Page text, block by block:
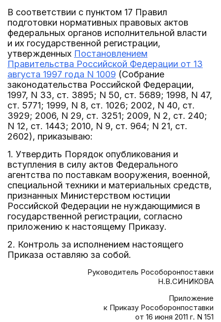
В соответствии с пунктом 17 Правил
подготовки нормативных правовых актов
федеральных органов исполнительной власти
и их государственной регистрации,
утвержденных Постановлением
Правительства Российской Федерации от 13
августа 1997 года N 1009 (Собрание
законодательства Российской Федерации,
1997, N 33, ст. 3895; N 50, ст. 5689; 1998, N 47,
ст. 5771; 1999, N 8, ст. 1026; 2002, N 40, ст.
3929; 2006, N 29, ст. 3251; 2009, N 2, ст. 240;
N 12, ст. 1443; 2010, N 9, ст. 964; N 21, ст.
2602), приказываю:
1. Утвердить Порядок опубликования и
вступления в силу актов Федерального
агентства по поставкам вооружения, военной,
специальной техники и материальных средств,
признанных Министерством юстиции
Российской Федерации не нуждающимися в
государственной регистрации, согласно
приложению к настоящему Приказу.
2. Контроль за исполнением настоящего
Приказа оставляю за собой.
Руководитель Рособоронпоставки
Н.В.СИНИКОВА
Приложение
к Приказу Рособоронпоставки
от 16 июня 2011 г. N 151